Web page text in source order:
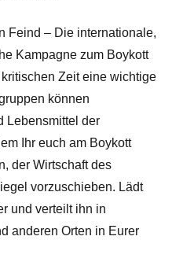
Feind – Die internationale,
Kampagne zum Boykott
Zeit eine wichtige
können
Lebensmittel der
Ihr euch am Boykott
der Wirtschaft des
vorzuschieben. Lädt
und verteilt ihn in
anderen Orten in Eurer